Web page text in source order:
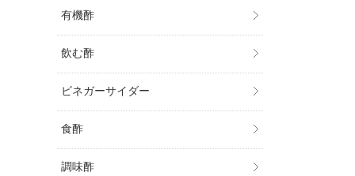
有機酢
飲む酢
ビネガーサイダー
食酢
調味酢